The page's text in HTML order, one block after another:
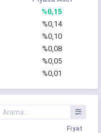
%0,15
%0,14
%0,10
%0,08
%0,05
%0,01
Fiyat